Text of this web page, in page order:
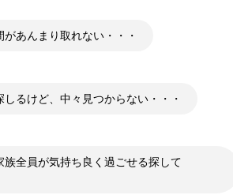
あんまり取れない・・・
るけど、中々見つからない・・・
全員が気持ち良く過ごせる探して